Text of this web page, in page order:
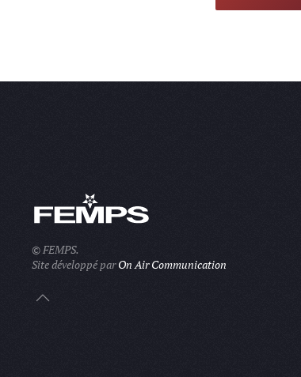
© FEMPS.
Site développé parOn Air Communication